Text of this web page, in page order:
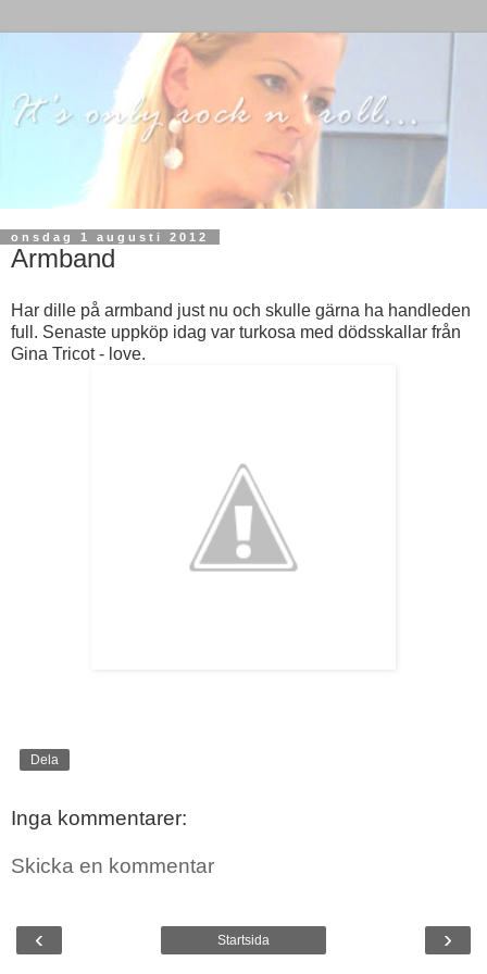
onsdag 1 augusti 2012
Armband
Har dille på armband just nu och skulle gärna ha handleden
full. Senaste uppköp idag var turkosa med dödsskallar från
Gina Tricot - love.
Dela
Inga kommentarer:
Skicka en kommentar
‹ ›
Startsida